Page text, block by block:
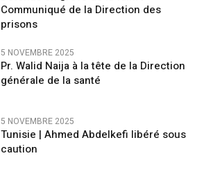
Communiqué de la Direction des
prisons
5 NOVEMBRE 2025
Pr. Walid Naija à la tête de la Direction
générale de la santé
5 NOVEMBRE 2025
Tunisie | Ahmed Abdelkefi libéré sous
caution